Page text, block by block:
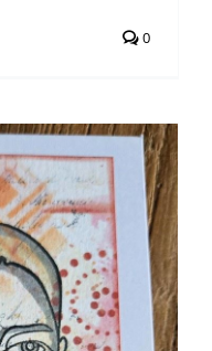
0